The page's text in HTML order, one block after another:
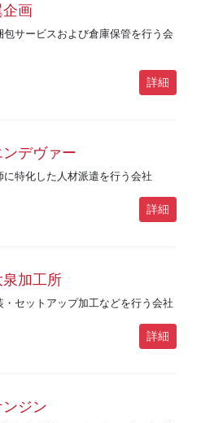
画
包サービスおよび倉庫保管を行う会
詳細
デヴァー
に特化した人材派遣を行う会社
詳細
加工所
・セットアップ加工などを行う会社
詳細
ジン